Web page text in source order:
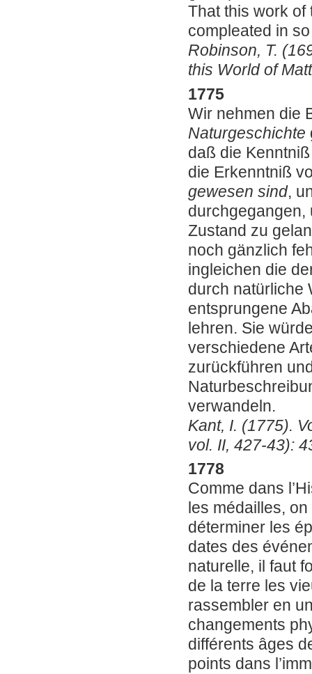
That this work of
compleated in
Robinson, T.
this World of
1775
Wir nehmen die
Naturgeschichte
daß die
die Erkenntniß
gewesen sind,
durchgegangen,
Zustand zu
noch gänzlich
ingleichen die
durch natürliche
entsprungene
lehren. Sie
verschiedene
zurückführen
verwandeln.
Kant, I. (1775).
vol. II, 427-43):
1778
Comme dans
les médailles,
déterminer les
dates des
naturelle, il faut
de la terre les
rassembler en
changements
différents âges
points dans